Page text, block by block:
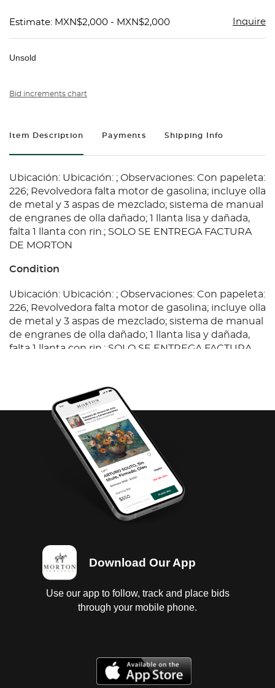
Estimate: MXN$2,000 - MXN$2,000 Inquire
Unsold
Bid increments chart
Item Description Payments Shipping Info
Ubicación: Ubicación: ; Observaciones: Con papeleta:
226; Revolvedora falta motor de gasolina; incluye olla
de metal y 3 aspas de mezclado; sistema de manual
de engranes de olla dañado; 1 llanta lisa y dañada,
falta 1 llanta con rin.; SOLO SE ENTREGA FACTURA
DE MORTON
Condition
Ubicación: Ubicación: ; Observaciones: Con papeleta:
226; Revolvedora falta motor de gasolina; incluye olla
de metal y 3 aspas de mezclado; sistema de manual
de engranes de olla dañado; 1 llanta lisa y dañada,
falta 1 llanta con rin.; SOLO SE ENTREGA FACTURA
Download Our App
Use our app to follow, track and place bids
through your mobile phone.